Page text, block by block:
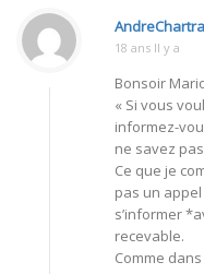
18 ans Il y a
Bonsoir
« Si vous
informez-
ne savez
Ce que je
pas un
s’informer
recevable.
Comme